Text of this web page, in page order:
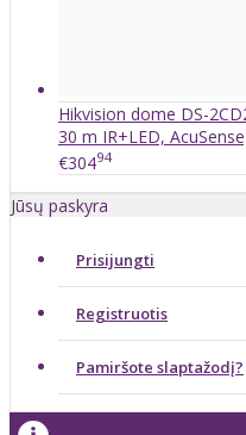
Hikvision dome DS-
30 m IR+LED,
€30494
Jūsų paskyra
Prisijungti
Registruotis
Pamiršote slaptažodį?